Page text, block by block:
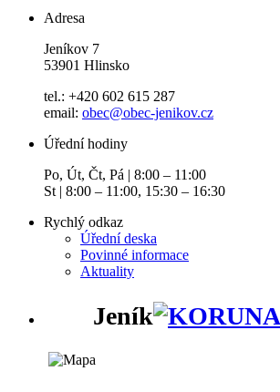
Adresa
Jeníkov 7
53901 Hlinsko
tel.: +420 602 615 287
email: obec@obec-jenikov.cz
Úřední hodiny
Po, Út, Čt, Pá | 8:00 – 11:00
St | 8:00 – 11:00, 15:30 – 16:30
Rychlý odkaz
Úřední deska
Povinné informace
Aktuality
Jeník